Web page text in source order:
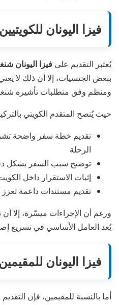
فيزا اليونان
يُعتبر التقديم على فيزا اليونان
ببعض الجنسيات، إلا أن ذلك لا
ومنظم وفق متطلبات تأشيرة
حيث يُنصح المتقدم الكويتي
تقديم خطة سفر واضحة
الرحلة
توضيح سبب السفر بشكل
إثبات الاستقرار داخل
تقديم مستندات داعمة تعزز
ورغم أن الإجراءات ميسّرة، إلا
يُعد العامل الأساسي في تسريع
فيزا اليونان
أما بالنسبة للمقيمين، فإن